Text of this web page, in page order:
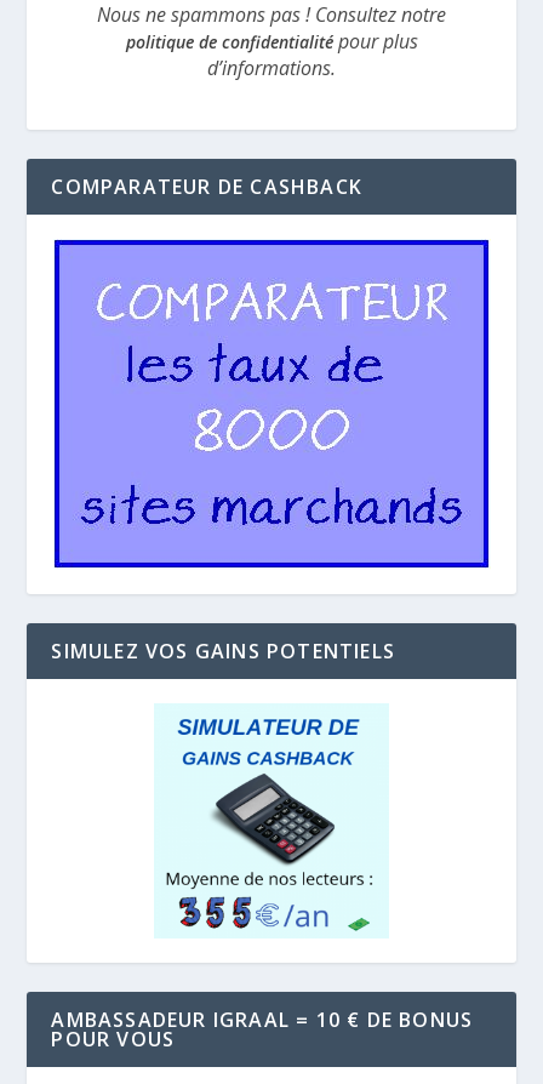
Nous ne spammons pas ! Consultez notre
politique de confidentialitépour plus
d’informations.
COMPARATEUR DE CASHBACK
SIMULEZ VOS GAINS POTENTIELS
AMBASSADEUR IGRAAL = 10 € DE BONUS
POUR VOUS